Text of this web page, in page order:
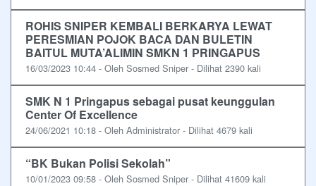
ROHIS SNIPER KEMBALI BERKARYA LEWAT
PERESMIAN POJOK BACA DAN BULETIN
BAITUL MUTA’ALIMIN SMKN 1 PRINGAPUS
16/03/2023 10:44 - Oleh Sosmed Sniper - Dilihat 2390 kali
SMK N 1 Pringapus sebagai pusat keunggulan
Center Of Excellence
24/06/2021 10:18 - Oleh Administrator - Dilihat 4679 kali
“BK Bukan Polisi Sekolah”
10/01/2023 09:58 - Oleh Sosmed Sniper - Dilihat 41609 kali